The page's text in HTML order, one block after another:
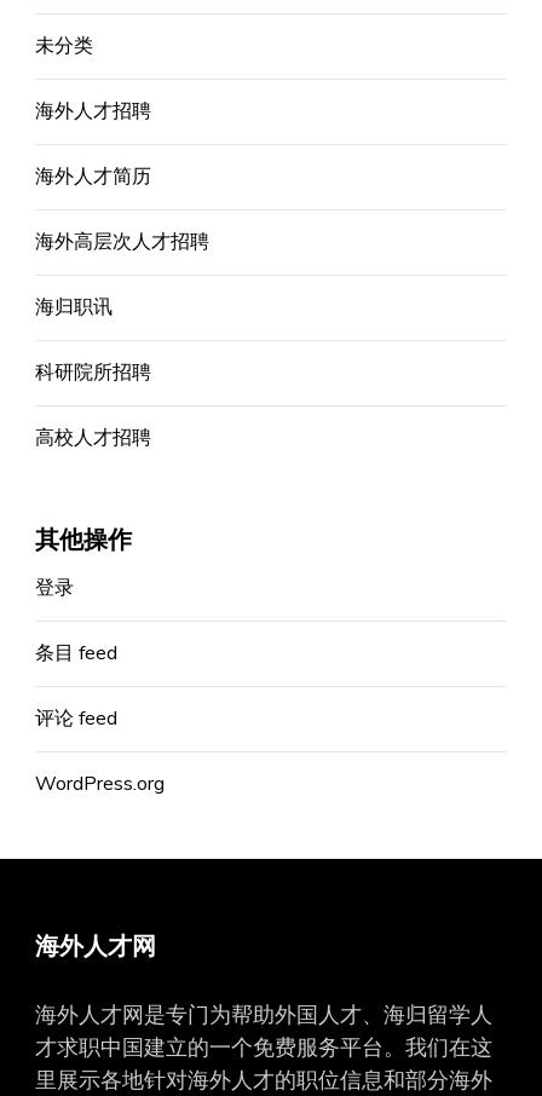
未分类
海外人才招聘
海外人才简历
海外高层次人才招聘
海归职讯
科研院所招聘
高校人才招聘
其他操作
登录
条目 feed
评论 feed
WordPress.org
海外人才网
海外人才网是专门为帮助外国人才、海归留学人
才求职中国建立的一个免费服务平台。我们在这
里展示各地针对海外人才的职位信息和部分海外